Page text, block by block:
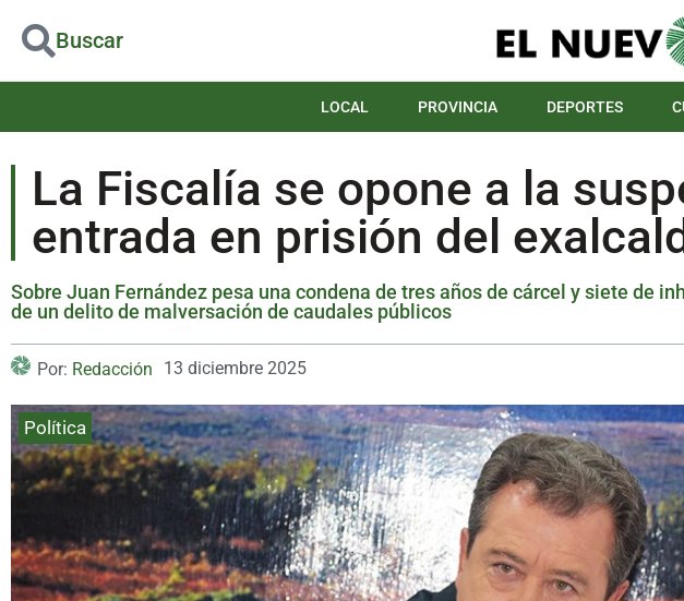
Buscar
LOCAL PROVINCIA DEPORTES
La Fiscalía se opone a la
entrada en prisión del
Sobre Juan Fernández pesa una condena de tres años de cárcel y siete de
de un delito de malversación de caudales públicos
Por: Redacción 13 diciembre 2025
Política